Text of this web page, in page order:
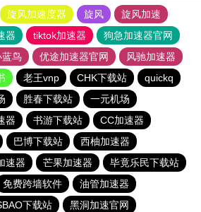
旋风加速度器 旋风
旋风加速
器 tiktok加速器
狗急加速器官网
蓝鸟 优途加速器官网
风驰加速器
老王vnp CHK下载站
quickq
胜春下载站
一元机场
器 书游下载站
CC加速器
巴博下载站
西柚加速器
速器 芒果加速器
毕竟乐民下载站
免费跨墙软件
油管加速器
下载站 黑洞加速官网